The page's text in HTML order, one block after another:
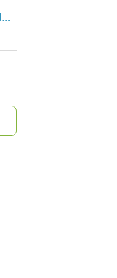
Jedlý papír SPARTA PRAHA - NOVÝ ZNAK